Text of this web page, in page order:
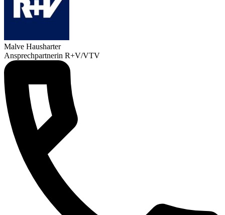
Malve Hausharter
Ansprechpartnerin R+V/VTV